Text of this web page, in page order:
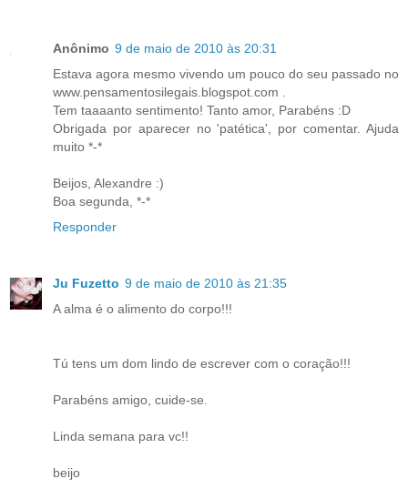
Anônimo 9 de maio de 2010 às 20:31
Estava agora mesmo vivendo um pouco do seu passado no
www.pensamentosilegais.blogspot.com .
Tem taaaanto sentimento! Tanto amor, Parabéns :D
Obrigada por aparecer no 'patética', por comentar. Ajuda
muito *-*
Beijos, Alexandre :)
Boa segunda, *-*
Responder
Ju Fuzetto 9 de maio de 2010 às 21:35
A alma é o alimento do corpo!!!
Tú tens um dom lindo de escrever com o coração!!!
Parabéns amigo, cuide-se.
Linda semana para vc!!
beijo